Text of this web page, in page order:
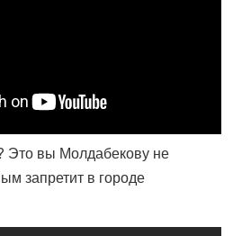
Это вы Молдабекову не
запретит в городе